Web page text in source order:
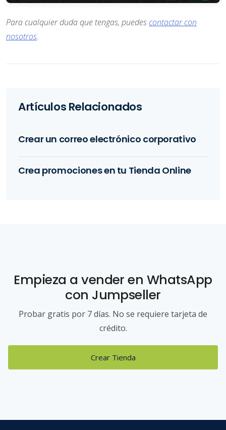
Para cualquier duda que tengas, puedescontactar con
nosotros.
Artículos Relacionados
Crear un correo electrónico corporativo
Crea promociones en tu Tienda Online
Empieza a venderen WhatsApp
con Jumpseller
Probar gratis por 7 días. No se requiere tarjeta de
crédito.
Crear Tienda